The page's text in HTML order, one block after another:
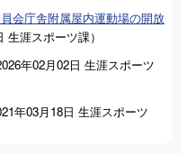
会庁舎附属屋内運動場の開放
生涯スポーツ課）
年02月02日 生涯スポーツ
年03月18日 生涯スポーツ